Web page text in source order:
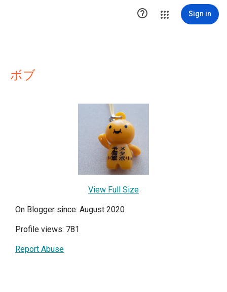
 Sign in
ボブ
View Full Size
On Blogger since: August 2020
Profile views: 781
Report Abuse